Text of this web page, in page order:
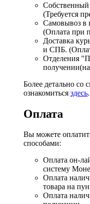
Собственный
(Требуется
Самовывоз в
(Оплата при
Доставка
и СПБ.
Отделения
Более детально со
ознакомиться здесь.
Оплата
Вы можете
способами:
Оплата он-
систему
Оплата
товара на
Оплата